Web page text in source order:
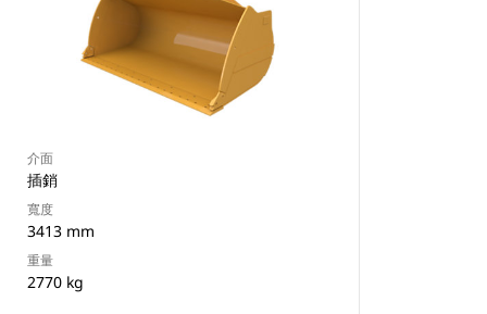
介面
插銷
寬度
3413 mm
重量
2770 kg